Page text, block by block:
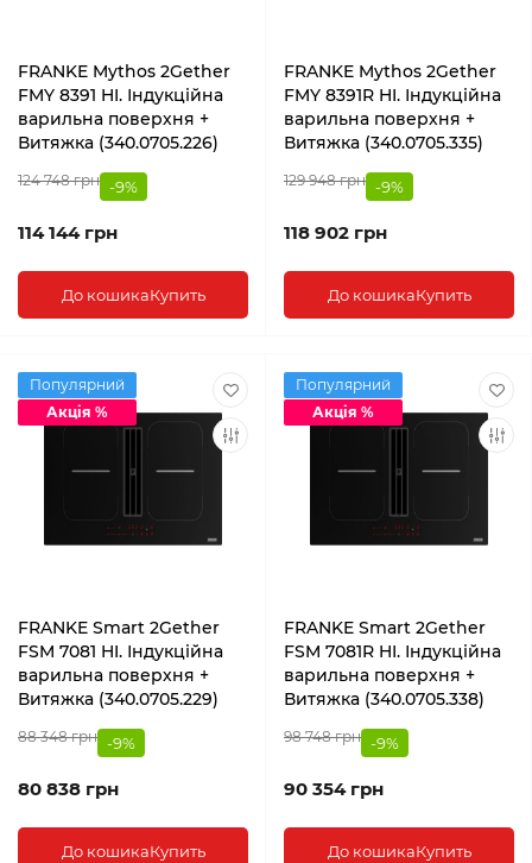
FRANKE Mythos 2Gether
FMY 8391 HI. Індукційна
варильна поверхня +
Витяжка (340.0705.226)
124 748 грн -9%
114 144 грн
До кошикаКупить
FRANKE Mythos 2Gether
FMY 8391R HI. Індукційна
варильна поверхня +
Витяжка (340.0705.335)
129 948 грн -9%
118 902 грн
До кошикаКупить
Популярний
Акція %
FRANKE Smart 2Gether
FSM 7081 HI. Індукційна
варильна поверхня +
Витяжка (340.0705.229)
88 348 грн -9%
80 838 грн
До кошикаКупить
Популярний
Акція %
FRANKE Smart 2Gether
FSM 7081R HI. Індукційна
варильна поверхня +
Витяжка (340.0705.338)
98 748 грн -9%
90 354 грн
До кошикаКупить